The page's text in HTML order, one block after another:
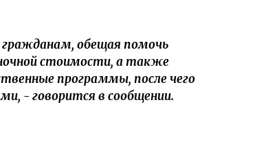
гражданам, обещая помочь
стоимости, а также
программы, после чего
- говорится в сообщении.